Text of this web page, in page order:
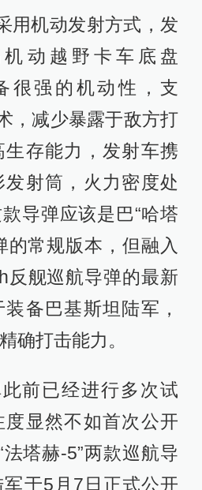
用机动发射方式，发
动越野卡车底盘
很强的机动性，支
，减少暴露于敌方打
存能力，发射车携
射筒，火力密度处
导弹应该是巴“哈塔
的常规版本，但融入
反舰巡航导弹的最新
备巴基斯坦陆军，
确打击能力。
前已经进行多次试
显然不如首次公开
法塔赫-5”两款巡航导
于5月7日正式公开